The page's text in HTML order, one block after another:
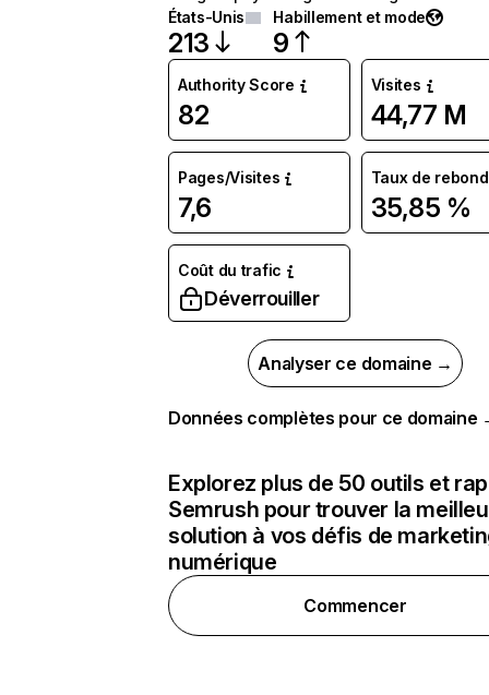
États-Unis
213
Habillement et mode
9
Authority Score
82
Visites
44,77 M
Pages/Visites
7,6
Taux de rebond
35,85 %
Coût du trafic
Déverrouiller
Analyser ce domaine →
Données complètes pour ce domaine
Explorez plus de 50 outils et
Semrush pour trouver la
solution à vos défis de
numérique
Commencer